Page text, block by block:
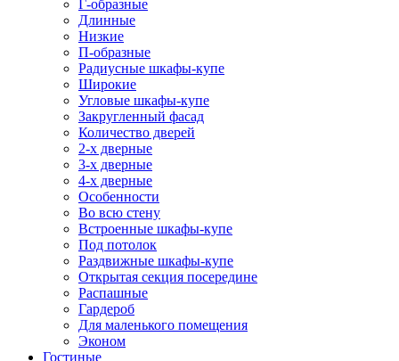
Г-образные
Длинные
Низкие
П-образные
Радиусные шкафы-купе
Широкие
Угловые шкафы-купе
Закругленный фасад
Количество дверей
2-х дверные
3-х дверные
4-х дверные
Особенности
Во всю стену
Встроенные шкафы-купе
Под потолок
Раздвижные шкафы-купе
Открытая секция посередине
Распашные
Гардероб
Для маленького помещения
Эконом
Гостиные